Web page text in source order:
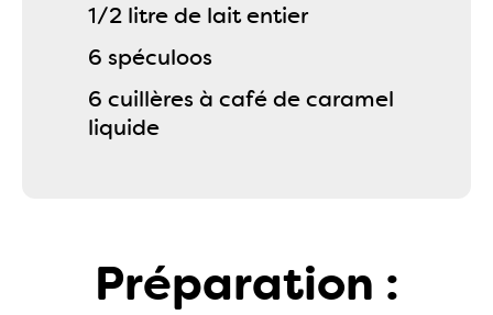
1/2 litre de lait entier
6 spéculoos
6 cuillères à café de caramel
liquide
Préparation :